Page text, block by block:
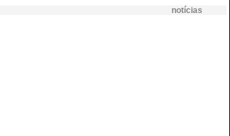
notícias